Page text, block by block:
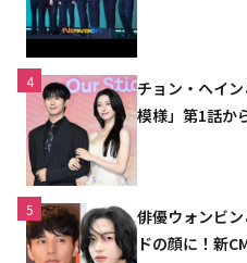
4
チョン・ヘイ
模様」第1話か
5
俳優ウォンビ
ドの顔に！新